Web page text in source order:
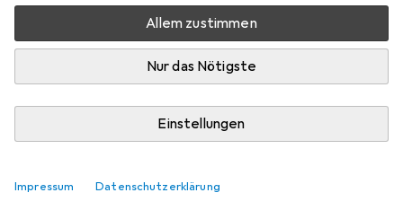
Allem zustimmen
Nur das Nötigste
Einstellungen
Impressum Datenschutzerklärung
Mehr als 10 Stück an Lager beim Drittanbieter
Lieferort angeben für genaue Lieferzeit
In den Warenkorb
Vergleichen